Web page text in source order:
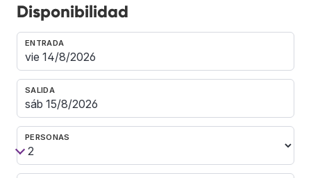
Disponibilidad
ENTRADA
SALIDA
PERSONAS